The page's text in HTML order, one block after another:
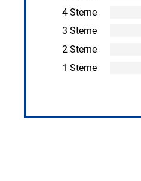
4 Sterne
3 Sterne
2 Sterne
1 Sterne